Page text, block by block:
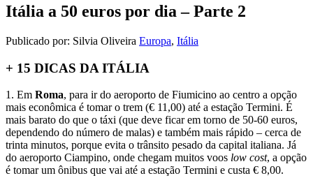
Itália a 50 euros por dia – Parte 2
Publicado por: Silvia Oliveira Europa, Itália
+ 15 DICAS DA ITÁLIA
1. Em Roma, para ir do aeroporto de Fiumicino ao centro a opção
mais econômica é tomar o trem (€ 11,00) até a estação Termini. É
mais barato do que o táxi (que deve ficar em torno de 50-60 euros,
dependendo do número de malas) e também mais rápido – cerca de
trinta minutos, porque evita o trânsito pesado da capital italiana. Já
do aeroporto Ciampino, onde chegam muitos voos low cost, a opção
é tomar um ônibus que vai até a estação Termini e custa € 8,00.